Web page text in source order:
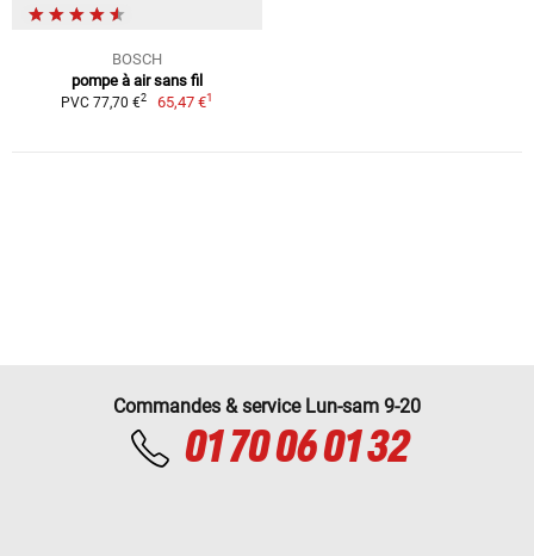
BOSCH
pompe à air sans fil
PVC 77,70 €2 65,47 €1
Commandes & service Lun-sam 9-20
01 70 06 01 32